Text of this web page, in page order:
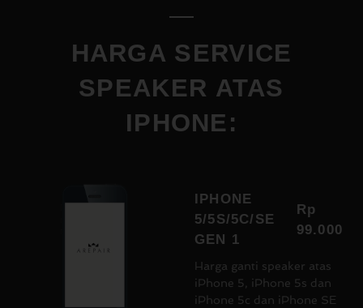
HARGA SERVICE
SPEAKER ATAS
IPHONE:
IPHONE
5/5S/5C/SE
GEN 1
Rp
99.000
Harga ganti speaker atas
iPhone 5, iPhone 5s dan
iPhone 5c dan iPhone SE